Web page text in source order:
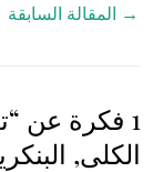
→ المقالة السابقة
1 فكرة عن
الكلى,